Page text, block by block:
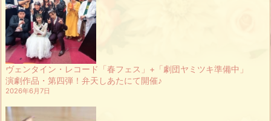
ヴェンタイン・レコード「春フェス」+「劇団ヤミツキ準備中」
演劇作品・第四弾！弁天しあたにて開催♪
2026年6月7日